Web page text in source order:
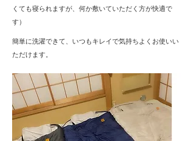
くても寝られますが、何か敷いていただく方が快適で
す）
簡単に洗濯できて、いつもキレイで気持ちよくお使いい
ただけます。